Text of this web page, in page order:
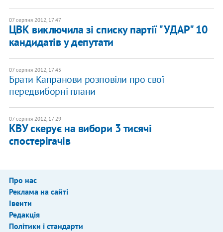
07 серпня 2012, 17:47
ЦВК виключила зі списку партії "УДАР" 10
кандидатів у депутати
07 серпня 2012, 17:45
Брати Капранови розповіли про свої
передвиборні плани
07 серпня 2012, 17:29
КВУ скерує на вибори 3 тисячі
спостерігачів
Про нас
Реклама на сайті
Івенти
Редакція
Політики і стандарти